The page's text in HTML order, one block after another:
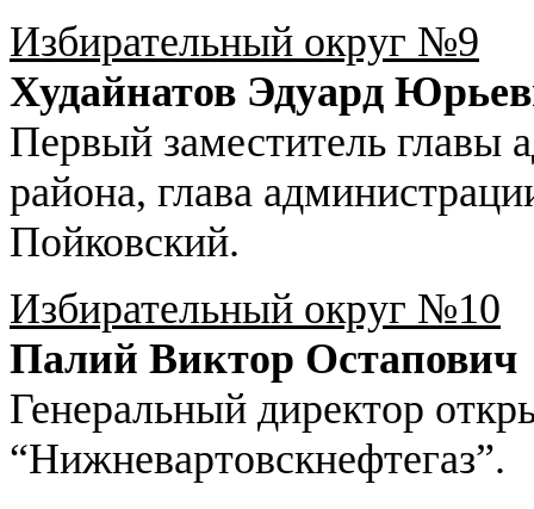
Избирательный округ №9
Худайнатов Эдуард
Первый заместитель главы
района, глава
Пойковский.
Избирательный округ №10
Палий Виктор Остапович
Генеральный директор
“Нижневартовскнефтегаз”.